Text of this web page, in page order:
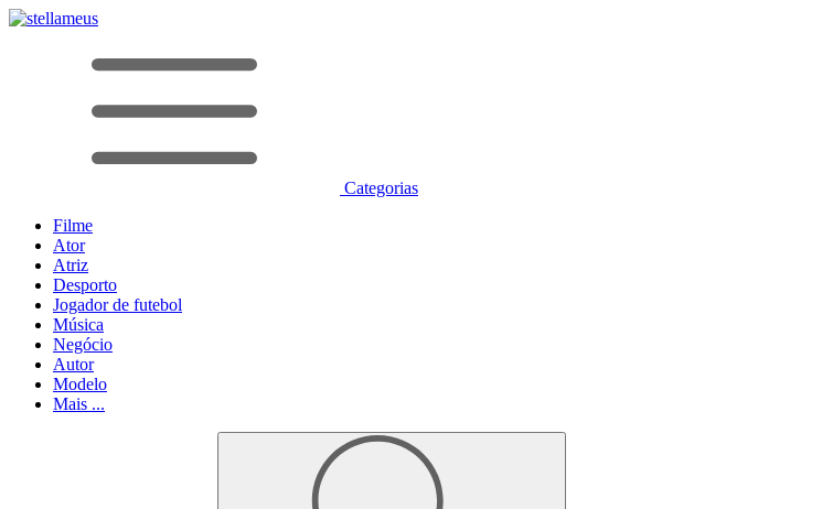
Categorias
Filme
Ator
Atriz
Desporto
Jogador de futebol
Música
Negócio
Autor
Modelo
Mais ...